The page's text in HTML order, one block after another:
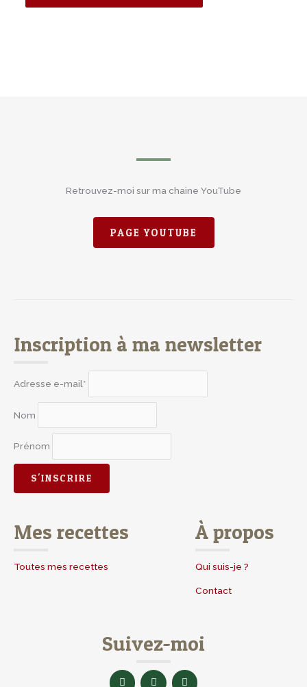
Retrouvez-moi sur ma chaine YouTube
PAGE YOUTUBE
Inscription à ma newsletter
Adresse e-mail*
Nom
Prénom
Mes recettes
Toutes mes recettes
À propos
Qui suis-je ?
Contact
Suivez-moi
F
a
I
n
Y
o